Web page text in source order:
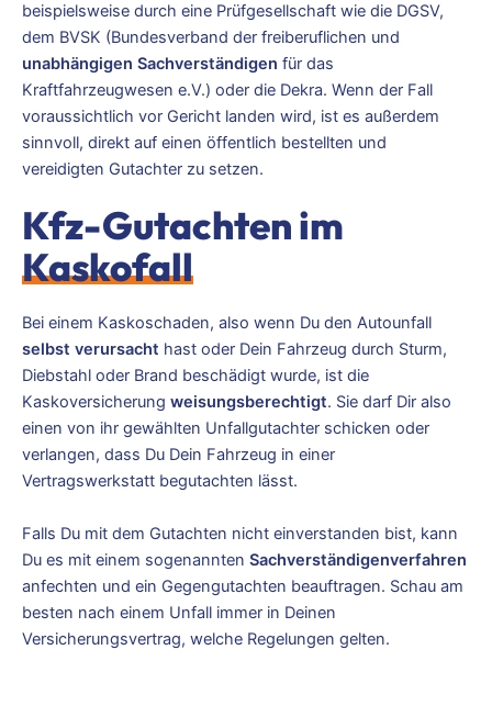
beispielsweise durch eine Prüfgesellschaft wie die DGSV,
dem BVSK (Bundesverband der freiberuflichen und
unabhängigen Sachverständigen für das
Kraftfahrzeugwesen e.V.) oder die Dekra. Wenn der Fall
voraussichtlich vor Gericht landen wird, ist es außerdem
sinnvoll, direkt auf einen öffentlich bestellten und
vereidigten Gutachter zu setzen.
Kfz-Gutachten im
Kaskofall
Bei einem Kaskoschaden, also wenn Du den Autounfall
selbst verursacht hast oder Dein Fahrzeug durch Sturm,
Diebstahl oder Brand beschädigt wurde, ist die
Kaskoversicherung weisungsberechtigt. Sie darf Dir also
einen von ihr gewählten Unfallgutachter schicken oder
verlangen, dass Du Dein Fahrzeug in einer
Vertragswerkstatt begutachten lässt.
Falls Du mit dem Gutachten nicht einverstanden bist, kann
Du es mit einem sogenannten Sachverständigenverfahren
anfechten und ein Gegengutachten beauftragen. Schau am
besten nach einem Unfall immer in Deinen
Versicherungsvertrag, welche Regelungen gelten.